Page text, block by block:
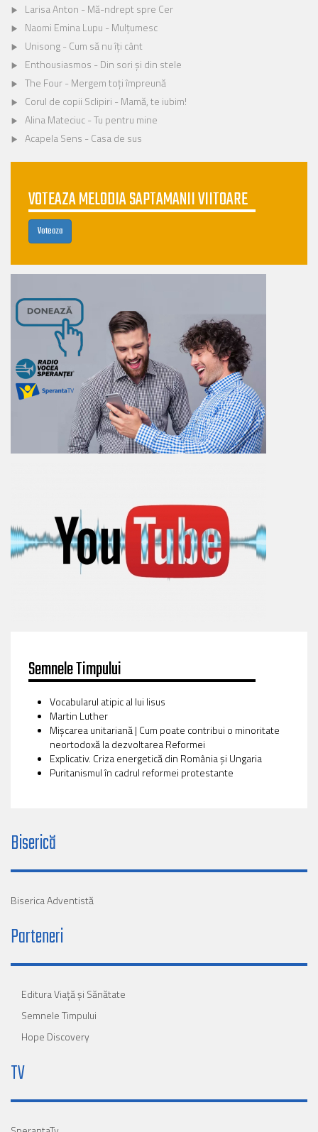
Larisa Anton - Mă-ndrept spre Cer
Naomi Emina Lupu - Mulțumesc
Unisong - Cum să nu îți cânt
Enthousiasmos - Din sori și din stele
The Four - Mergem toți împreună
Corul de copii Sclipiri - Mamă, te iubim!
Alina Mateciuc - Tu pentru mine
Acapela Sens - Casa de sus
VOTEAZA MELODIA SAPTAMANII VIITOARE
Voteaza
Semnele Timpului
Vocabularul atipic al lui Iisus
Martin Luther
Mișcarea unitariană | Cum poate contribui o minoritate
neortodoxă la dezvoltarea Reformei
Explicativ. Criza energetică din România și Ungaria
Puritanismul în cadrul reformei protestante
Biserică
Biserica Adventistă
Parteneri
Editura Viaţă şi Sănătate
Semnele Timpului
Hope Discovery
TV